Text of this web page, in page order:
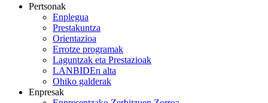
Pertsonak
Enplegua
Prestakuntza
Orientazioa
Errotze programak
Laguntzak eta Prestazioak
LANBIDEn alta
Ohiko galderak
Enpresak